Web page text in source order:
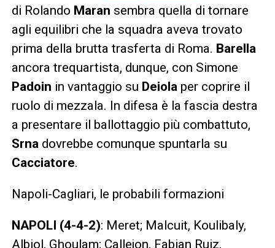
di Rolando Maran sembra quella di tornare
agli equilibri che la squadra aveva trovato
prima della brutta trasferta di Roma. Barella
ancora trequartista, dunque, con Simone
Padoin in vantaggio su Deiolaper coprire il
ruolo di mezzala. In difesa è la fascia destra
a presentare il ballottaggio più combattuto,
Srnadovrebbe comunque spuntarla su
Cacciatore.
Napoli-Cagliari, le probabili formazioni
NAPOLI (4-4-2): Meret; Malcuit, Koulibaly,
Albiol, Ghoulam; Callejon, Fabian Ruiz,